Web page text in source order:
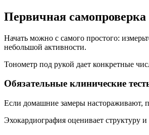
Первичная
Начать можно с самого простого:
небольшой активности.
Тонометр под рукой дает конкретные
Обязательные клинические
Если домашние замеры настораживают,
Эхокардиография оценивает структуру